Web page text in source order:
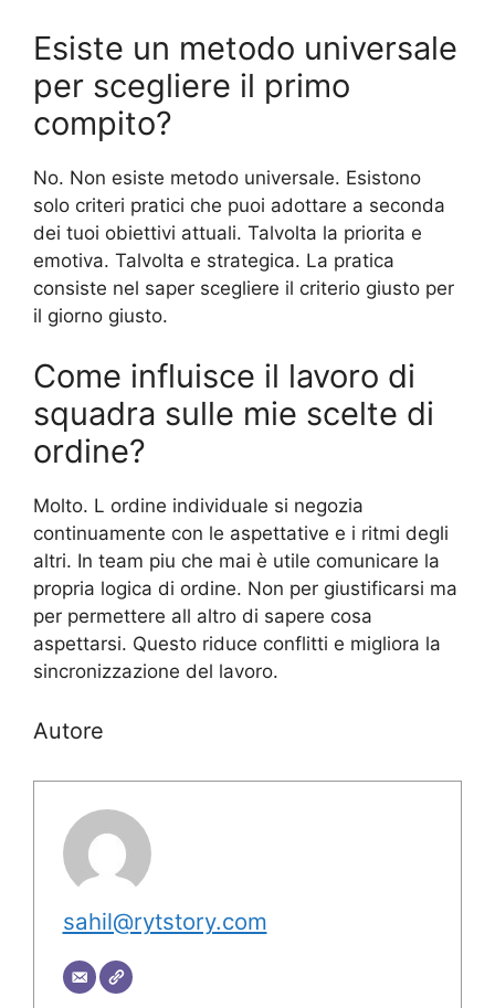
Esiste un metodo universale
per scegliere il primo
compito?
No. Non esiste metodo universale. Esistono
solo criteri pratici che puoi adottare a seconda
dei tuoi obiettivi attuali. Talvolta la priorita e
emotiva. Talvolta e strategica. La pratica
consiste nel saper scegliere il criterio giusto per
il giorno giusto.
Come influisce il lavoro di
squadra sulle mie scelte di
ordine?
Molto. L ordine individuale si negozia
continuamente con le aspettative e i ritmi degli
altri. In team piu che mai è utile comunicare la
propria logica di ordine. Non per giustificarsi ma
per permettere all altro di sapere cosa
aspettarsi. Questo riduce conflitti e migliora la
sincronizzazione del lavoro.
Autore
sahil@rytstory.com